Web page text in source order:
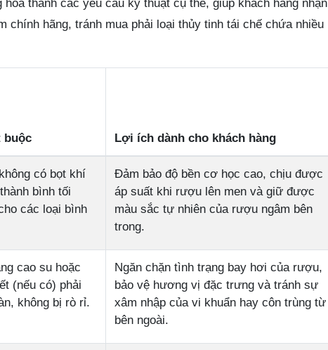
thành các yêu cầu kỹ thuật cụ thể, giúp khách hàng nhận
chính hãng, tránh mua phải loại thủy tinh tái chế chứa nhiều
buộc Lợi ích dành cho khách hàng
có bọt khí
bình tối
các loại bình
Đảm bảo độ bền cơ học cao, chịu được
áp suất khi rượu lên men và giữ được
màu sắc tự nhiên của rượu ngâm bên
trong.
cao su hoặc
(nếu có) phải
không bị rò rỉ.
Ngăn chặn tình trạng bay hơi của rượu,
bảo vệ hương vị đặc trưng và tránh sự
xâm nhập của vi khuẩn hay côn trùng từ
bên ngoài.